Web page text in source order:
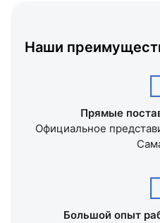
Наши
Прямые
Официальное
Большой опыт